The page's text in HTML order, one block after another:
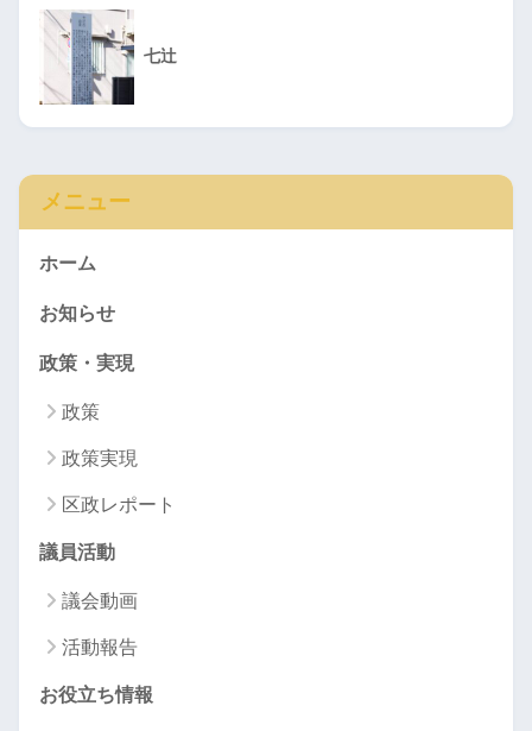
七辻
メニュー
ホーム
お知らせ
政策・実現
政策
政策実現
区政レポート
議員活動
議会動画
活動報告
お役立ち情報